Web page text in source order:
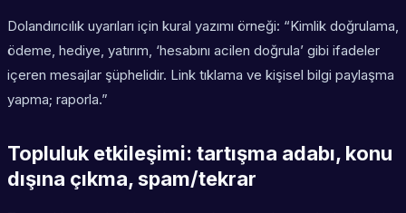
Dolandırıcılık uyarıları için kural yazımı örneği: “Kimlik doğrulama,
ödeme, hediye, yatırım, ‘hesabını acilen doğrula’ gibi ifadeler
içeren mesajlar şüphelidir. Link tıklama ve kişisel bilgi paylaşma
yapma; raporla.”
Topluluk etkileşimi: tartışma adabı, konu
dışına çıkma, spam/tekrar